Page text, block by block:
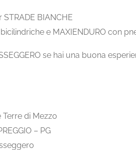
BIANCHE
e MAXIENDURO con
se hai una buona
Terre di Mezzo
– PG